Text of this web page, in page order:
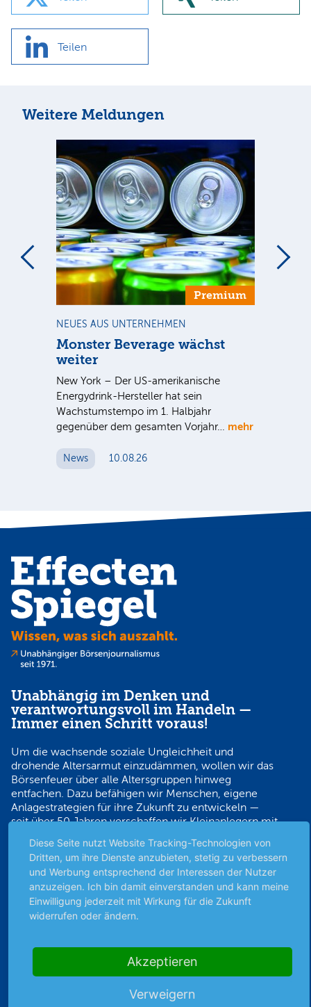
Teilen
Weitere Meldungen
Premium
NEUES AUS UNTERNEHMEN
Monster Beverage wächst
weiter
New York – Der US-amerikanische
Energydrink-Hersteller hat sein
Wachstumstempo im 1. Halbjahr
gegenüber dem gesamten Vorjahr… mehr
News 10.08.26
Unabhängig im Denken und
verantwortungsvoll im Handeln —
Immer einen Schritt voraus!
Um die wachsende soziale Ungleichheit und
drohende Altersarmut einzudämmen, wollen wir das
Börsenfeuer über alle Altersgruppen hinweg
entfachen. Dazu befähigen wir Menschen, eigene
Anlagestrategien für ihre Zukunft zu entwickeln —
seit über 50 Jahren verschaffen wir Kleinanlegern mit
Wissensvorsprung, der sie verantwortungsvoll auf
Erfolgskurs bringt.
Sicher bezahlen
Premiumpartner
Diese Seite nutzt Website Tracking-Technologien von
Dritten, um ihre Dienste anzubieten, stetig zu verbessern
und Werbung entsprechend der Interessen der Nutzer
anzuzeigen. Ich bin damit einverstanden und kann meine
Einwilligung jederzeit mit Wirkung für die Zukunft
widerrufen oder ändern.
Akzeptieren
Verweigern